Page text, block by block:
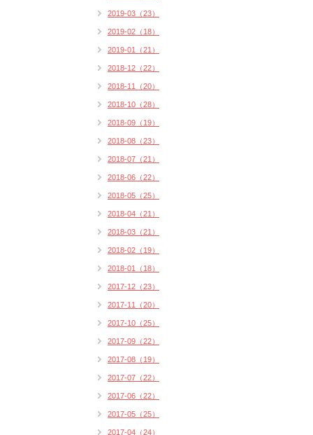
2019-03（23）
2019-02（18）
2019-01（21）
2018-12（22）
2018-11（20）
2018-10（28）
2018-09（19）
2018-08（23）
2018-07（21）
2018-06（22）
2018-05（25）
2018-04（21）
2018-03（21）
2018-02（19）
2018-01（18）
2017-12（23）
2017-11（20）
2017-10（25）
2017-09（22）
2017-08（19）
2017-07（22）
2017-06（22）
2017-05（25）
2017-04（24）